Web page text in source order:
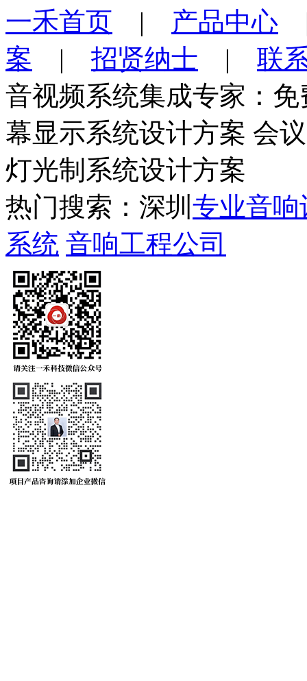
一禾首页 | 产品中心
案 | 招贤纳士 | 联
音视频系统集成专家：
幕显示系统设计方案 会
灯光制系统设计方案
热门搜索：深圳 专业音响
系统 音响工程公司